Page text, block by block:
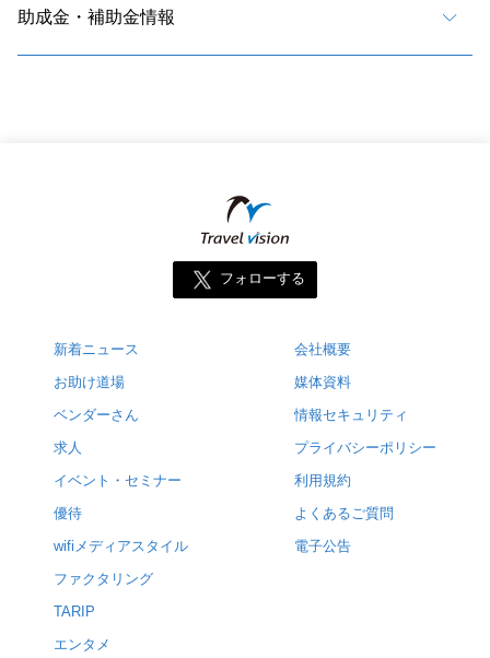
助成金・補助金情報
フォローする
新着ニュース
お助け道場
ベンダーさん
求人
イベント・セミナー
優待
wifiメディアスタイル
ファクタリング
TARIP
エンタメ
会社概要
媒体資料
情報セキュリティ
プライバシーポリシー
利用規約
よくあるご質問
電子公告